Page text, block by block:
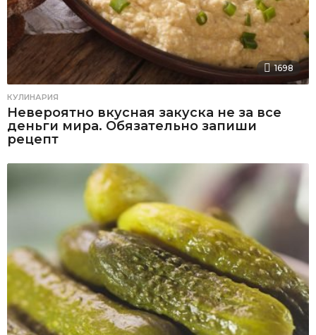
1698
КУЛИНАРИЯ
Невероятно вкусная закуска не за все
деньги мира. Обязательно запиши
рецепт